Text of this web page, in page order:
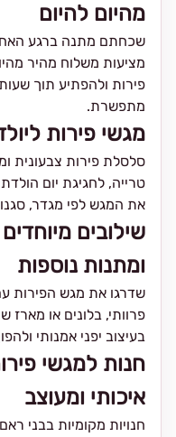
מהיום להיום
שכחתם מתנה ברגע
מציעות משלוח מהיר
פירות ולהפתיע תוך
מתפשרת.
מגשי פירות
סלסלת פירות צבעונית
טרייה, לחגיגת יום
את המגש לפי מגדר,
שילובים
ומתנות נוספות
שדרגו את מגש הפירות
פרוותי, בלונים או מארז
בעיצוב יפני אמנותי
חנות למגשי
איכותי ומעוצב
חנויות מקומיות בבני